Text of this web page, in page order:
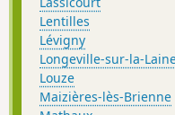
Lentilles
Lévigny
Longeville-sur-la-
Louze
Maizières-lès-Brienne